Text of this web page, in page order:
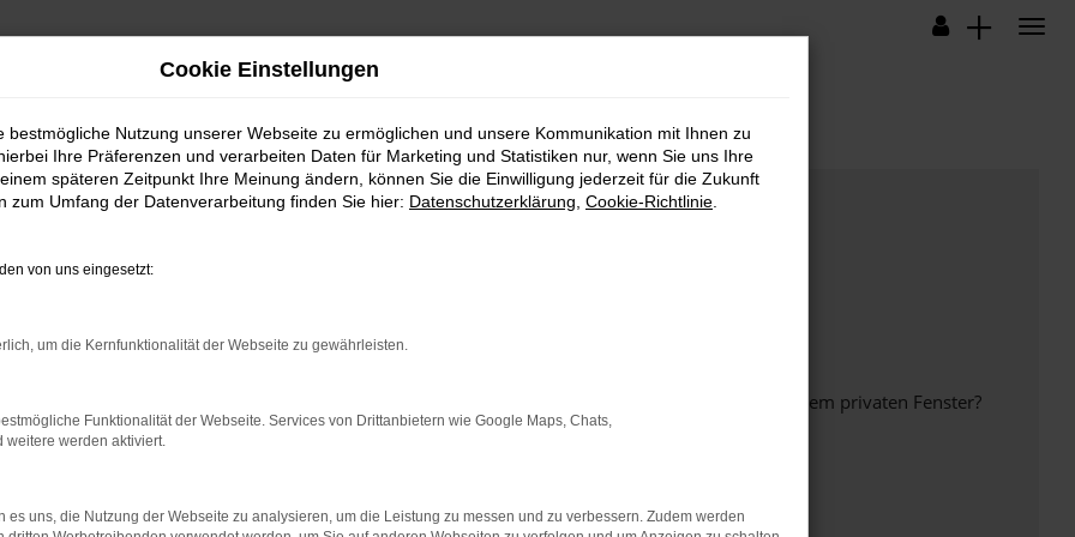
bestimmter Seiten verhindern. Funktioniert die Seite in einem anderen Browser oder in einem privaten Fenster?
beheben.
auf dem neuesten Stand sind.
kann auch dazu führen, dass bestimmte Funktionen nicht mehr unterstützt werden.
Cookie Einstellungen
bestmögliche Nutzung unserer Webseite zu ermöglichen und unsere Kommunikation mit Ihnen zu
Ihre Präferenzen und verarbeiten Daten für Marketing und Statistiken nur, wenn Sie uns Ihre
späteren Zeitpunkt Ihre Meinung ändern, können Sie die Einwilligung jederzeit für die Zukunft
zum Umfang der Datenverarbeitung finden Sie hier: Datenschutzerklärung Cookie-Richtlinie
von uns eingesetzt:
um die Kernfunktionalität der Webseite zu gewährleisten.
Funktionalität der Webseite. Services von Drittanbietern wie Google Maps, Chats,
weitere werden aktiviert.
es uns, die Nutzung der Webseite zu analysieren, um die Leistung zu messen und zu verbessern. Zudem werden